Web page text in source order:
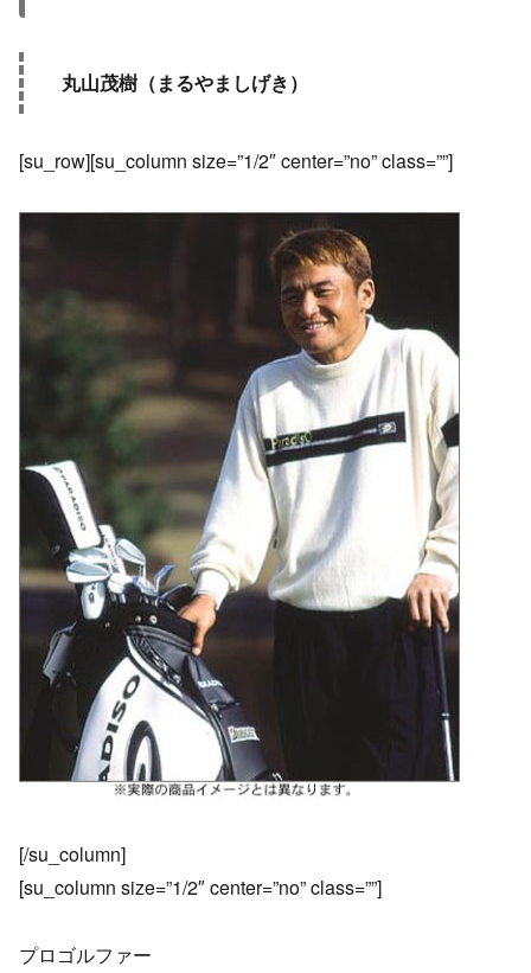
丸山茂樹（まるやましげき）
[su_row][su_column size=”1/2″ center=”no” class=””]
[/su_column]
[su_column size=”1/2″ center=”no” class=””]
プロゴルファー